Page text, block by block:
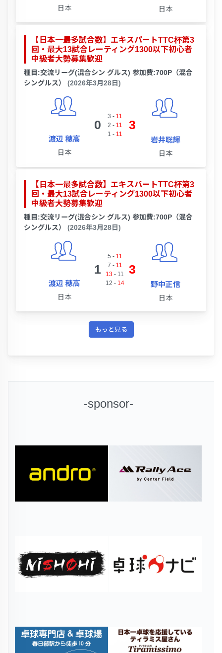
日本 日本
【日本一最多試合数】エキスパートTTC杯第3
回・最大13試合レーティング1300以下初心者
中級者大勢募集歓迎
種目:交流リーグ(混合シン グルス) 参加費:700P（混合
シングルス）
(2026年3月28日)
渡辺 穂高
日本
0
3 - 11
2 - 11
1 - 11
3
岩井聡輝
日本
【日本一最多試合数】エキスパートTTC杯第3
回・最大13試合レーティング1300以下初心者
中級者大勢募集歓迎
種目:交流リーグ(混合シン グルス) 参加費:700P（混合
シングルス）
(2026年3月28日)
渡辺 穂高
日本
1
5 - 11
7 - 11
13 - 11
12 - 14
3
野中正信
日本
もっと見る
-sponsor-